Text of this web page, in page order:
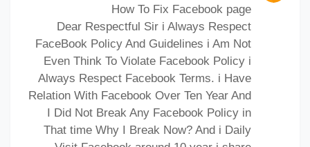
How To Fix Facebook page
Dear Respectful Sir i Always Respect
FaceBook Policy And Guidelines i Am Not
Even Think To Violate Facebook Policy i
Always Respect Facebook Terms. i Have
Relation With Facebook Over Ten Year And
I Did Not Break Any Facebook Policy in
That time Why I Break Now? And i Daily